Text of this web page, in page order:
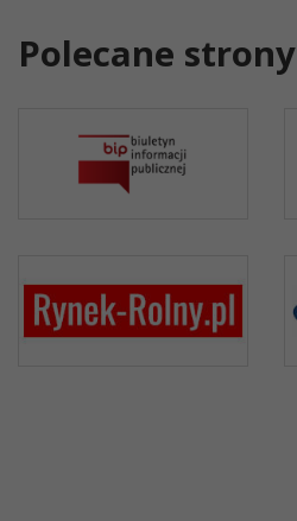
Polecane strony